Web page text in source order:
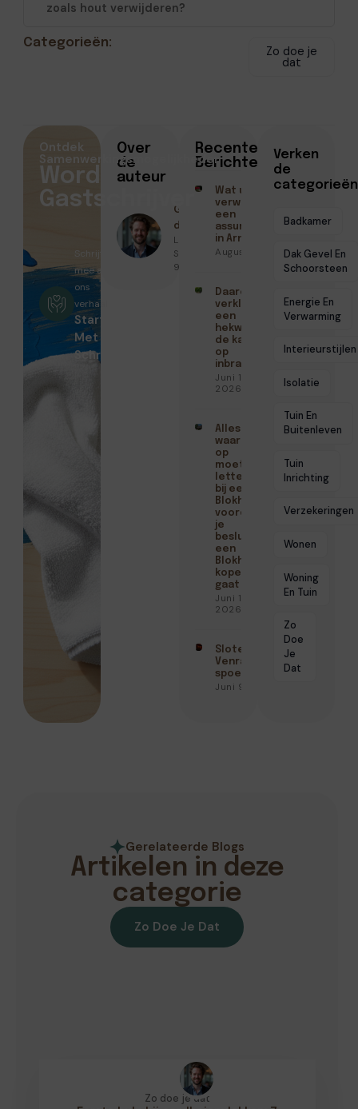
zoals hout verwijderen?
Categorieën:
Zo doe je
dat
Over
de
auteur
Geschreven
door
Lucas Maas ●
September
9, 2025
Recente
Berichten
Wat u kunt
verwachten van
een
assurantiekantoor
in Arnhem
Augustus 3, 2026
Daarom
verkleint
een
hekwerk
de kans
op
inbraak
Juni 15,
2026
Alles
waar je
op
moet
letten
bij een
Blokhut
voordat
je
besluit
een
Blokhut
kopen
gaat
Juni 15,
2026
Slotenmaker
Venray met
spoedservice
Juni 9, 2026
Verken
de
categorieën
Badkamer
Dak Gevel En
Schoorsteen
Energie En
Verwarming
Interieurstijlen
Isolatie
Tuin En
Buitenleven
Tuin
Inrichting
Verzekeringen
Wonen
Woning
En Tuin
Zo
Doe
Je
Dat
Ontdek
Samenwerkingsmogelijkheden
Word
Gastschrijver
Schrijf
mee aan
ons
verhaal
Start
Met
Schrijven
Gerelateerde Blogs
Artikelen in deze
categorie
Zo Doe Je Dat
Zo doe je dat